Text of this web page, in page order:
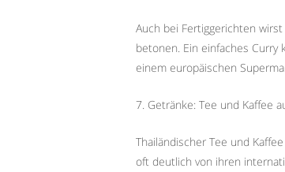
Auch bei Fertiggerichten
betonen. Ein einfaches Curry
einem europäischen
7. Getränke: Tee und Kaffee
Thailändischer Tee und
oft deutlich von ihren